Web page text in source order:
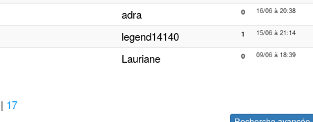
adra 0 16/06 à 20:38
legend14140 1 15/06 à 21:14
Lauriane 0 09/06 à 18:39
| 17